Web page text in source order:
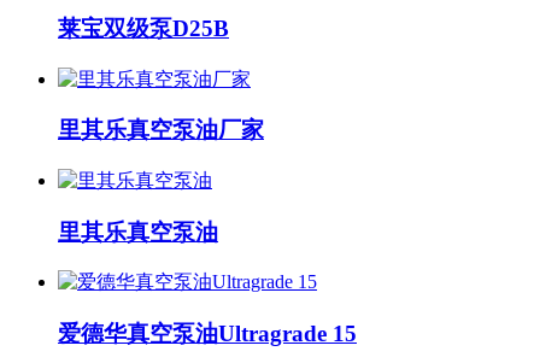
莱宝双级泵D25B
里其乐真空泵油厂家
里其乐真空泵油
爱德华真空泵油Ultragrade 15